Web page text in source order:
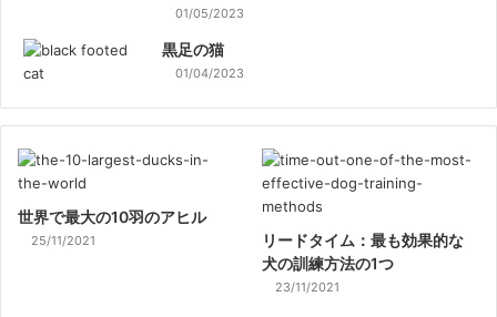
01/05/2023
黒足の猫
01/04/2023
世界で最大の10羽のアヒル
25/11/2021
リードタイム：最も効果的な
犬の訓練方法の1つ
23/11/2021